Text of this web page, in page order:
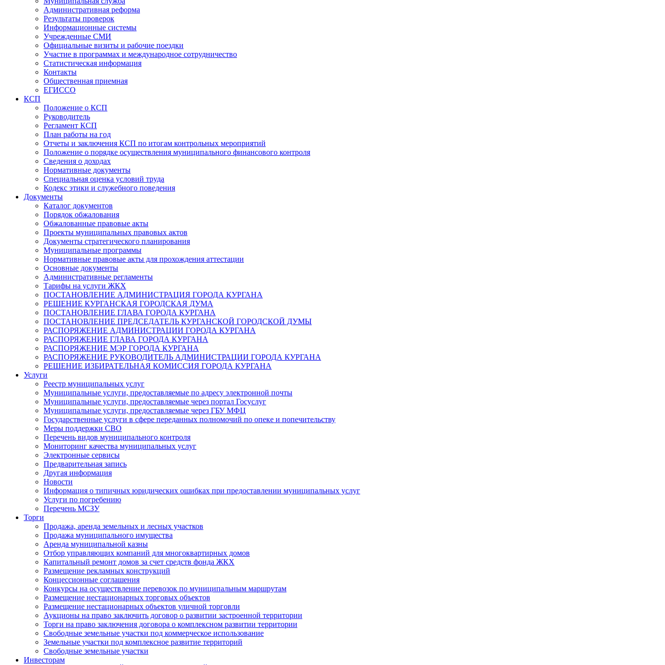
Административная реформа
Результаты проверок
Информационные системы
Учрежденные СМИ
Официальные визиты и рабочие поездки
Участие в программах и международное сотрудничество
Статистическая информация
Контакты
Общественная приемная
ЕГИССО
КСП
Положение о КСП
Руководитель
Регламент КСП
План работы на год
Отчеты и заключения КСП по итогам контрольных мероприятий
Положение о порядке осуществления муниципального финансового контроля
Сведения о доходах
Нормативные документы
Специальная оценка условий труда
Кодекс этики и служебного поведения
Документы
Каталог документов
Порядок обжалования
Обжалованные правовые акты
Проекты муниципальных правовых актов
Документы стратегического планирования
Муниципальные программы
Нормативные правовые акты для прохождения аттестации
Основные документы
Административные регламенты
Тарифы на услуги ЖКХ
ПОСТАНОВЛЕНИЕ АДМИНИСТРАЦИЯ ГОРОДА КУРГАНА
РЕШЕНИЕ КУРГАНСКАЯ ГОРОДСКАЯ ДУМА
ПОСТАНОВЛЕНИЕ ГЛАВА ГОРОДА КУРГАНА
ПОСТАНОВЛЕНИЕ ПРЕДСЕДАТЕЛЬ КУРГАНСКОЙ ГОРОДСКОЙ ДУМЫ
РАСПОРЯЖЕНИЕ АДМИНИСТРАЦИИ ГОРОДА КУРГАНА
РАСПОРЯЖЕНИЕ ГЛАВА ГОРОДА КУРГАНА
РАСПОРЯЖЕНИЕ МЭР ГОРОДА КУРГАНА
РАСПОРЯЖЕНИЕ РУКОВОДИТЕЛЬ АДМИНИСТРАЦИИ ГОРОДА КУРГАНА
РЕШЕНИЕ ИЗБИРАТЕЛЬНАЯ КОМИССИЯ ГОРОДА КУРГАНА
Услуги
Реестр муниципальных услуг
Муниципальные услуги, предоставляемые по адресу электронной почты
Муниципальные услуги, предоставляемые через портал Госуслуг
Муниципальные услуги, предоставляемые через ГБУ МФЦ
Государственные услуги в сфере переданных полномочий по опеке и попечительству
Меры поддержки СВО
Перечень видов муниципального контроля
Мониторинг качества муниципальных услуг
Электронные сервисы
Предварительная запись
Другая информация
Новости
Информация о типичных юридических ошибках при предоставлении муниципальных услуг
Услуги по погребению
Перечень МСЗУ
Торги
Продажа, аренда земельных и лесных участков
Продажа муниципального имущества
Аренда муниципальной казны
Отбор управляющих компаний для многоквартирных домов
Капитальный ремонт домов за счет средств фонда ЖКХ
Размещение рекламных конструкций
Концессионные соглашения
Конкурсы на осуществление перевозок по муниципальным маршрутам
Размещение нестационарных торговых объектов
Размещение нестационарных объектов уличной торговли
Аукционы на право заключить договор о развитии застроенной территории
Торги на право заключения договора о комплексном развитии территории
Свободные земельные участки под коммерческое использование
Земельные участки под комплексное развитие территорий
Свободные земельные участки
Инвесторам